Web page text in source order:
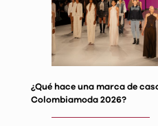
¿Qué hace una marca de
Colombiamoda 2026?